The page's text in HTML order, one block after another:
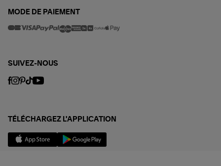
MODE DE PAIEMENT
SUIVEZ-NOUS
TÉLÉCHARGEZ L'APPLICATION